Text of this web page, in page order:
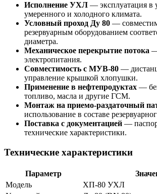
Исполнение УХЛ — эксплуатация в
умеренного и холодного климата.
Условный проход Ду 80 —
резервуарным оборудованием
диаметра.
Механическое перекрытие потока —
электропитания.
Совместимость с МУВ-80 —
управление крышкой хлопушки.
Применение в нефтепродуктах —
топливо, масла и другие ГСМ.
Монтаж на приемо-раздаточный
использование в составе
Поставка с документацией —
технические характеристики.
Технические характеристики
Параметр
Модель
ХП-80 УХЛ